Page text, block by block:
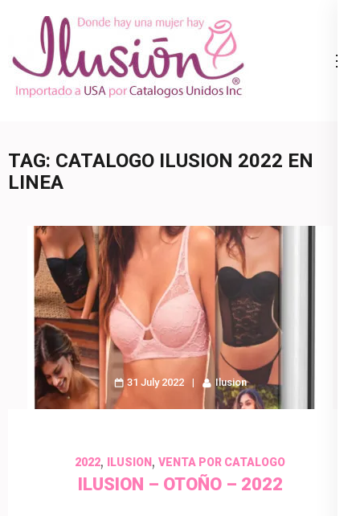
content
(Press
Ropa Interior
800.825.9452
TAG: CATALOGO ILUSION 2022 EN
LINEA
31 July 2022 Ilusion
2022, ILUSION , VENTA POR CATALOGO
ILUSION – OTOÑO – 2022